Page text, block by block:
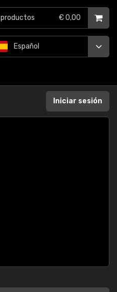
Español
productos € 0,00
Iniciar sesión